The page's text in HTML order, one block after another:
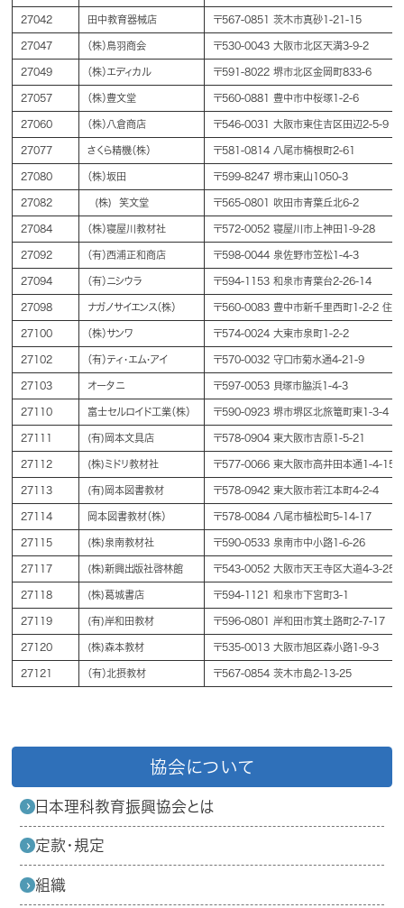
27042 田中教育器械店 〒567-0851 茨木市真砂1-21-15
27047 （株）鳥羽商会 〒530-0043 大阪市北区天満3-9-2
27049 （株）エディカル 〒591-8022 堺市北区金岡町833-6
27057 （株）豊文堂 〒560-0881 豊中市中桜塚1-2-6
27060 （株）八倉商店 〒546-0031 大阪市東住吉区田辺2-5-9
27077 さくら精機（株） 〒581-0814 八尾市楠根町2-61
27080 （株）坂田 〒599-8247 堺市東山1050-3
27082 (株) 笑文堂 〒565-0801 吹田市青葉丘北6-2
27084 （株）寝屋川教材社 〒572-0052 寝屋川市上神田1-9-28
27092 （有）西浦正和商店 〒598-0044 泉佐野市笠松1-4-3
27094 （有）ニシウラ 〒594-1153 和泉市青葉台2-26-14
27098 ナガノサイエンス（株） 〒560-0083 豊中市新千里西町1-2-2 住友
27100 （株）サンワ 〒574-0024 大東市泉町1-2-2
27102 （有）ティ・エム・アイ 〒570-0032 守口市菊水通4-21-9
27103 オータニ 〒597-0053 貝塚市脇浜1-4-3
27110 富士セルロイド工業（株） 〒590-0923 堺市堺区北旅篭町東1-3-4
27111 (有)岡本文具店 〒578-0904 東大阪市吉原1-5-21
27112 (株)ミドリ教材社 〒577-0066 東大阪市高井田本通1-4-15
27113 (有)岡本図書教材 〒578-0942 東大阪市若江本町4-2-4
27114 岡本図書教材（株） 〒578-0084 八尾市植松町5-14-17
27115 (株)泉南教材社 〒590-0533 泉南市中小路1-6-26
27117 (株)新興出版社啓林館 〒543-0052 大阪市天王寺区大道4-3-25
27118 (株)葛城書店 〒594-1121 和泉市下宮町3-1
27119 (有)岸和田教材 〒596-0801 岸和田市箕土路町2-7-17
27120 (株)森本教材 〒535-0013 大阪市旭区森小路1-9-3
27121 （有）北摂教材 〒567-0854 茨木市島2-13-25
協会について
日本理科教育振興協会とは
定款・規定
組織